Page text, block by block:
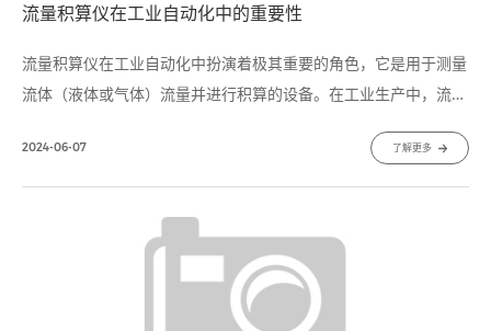
流量积算仪在工业自动化中的重要性
流量积算仪​在工业自动化中扮演着极其重要的角色，它是用于测量
流体（液体或气体）流量并进行积算的设备。在工业生产中，流量
等，其重要性体现在以下几个方面：流程控制和优化：流量积算仪
可以实时监测流体的流量情况，帮助企业进行流程控制和优化。通
过对流量数据的分析，可以调整生产参数，提高生产效率，降低能
耗，减少生产成本。
2024-06-07 了解更多